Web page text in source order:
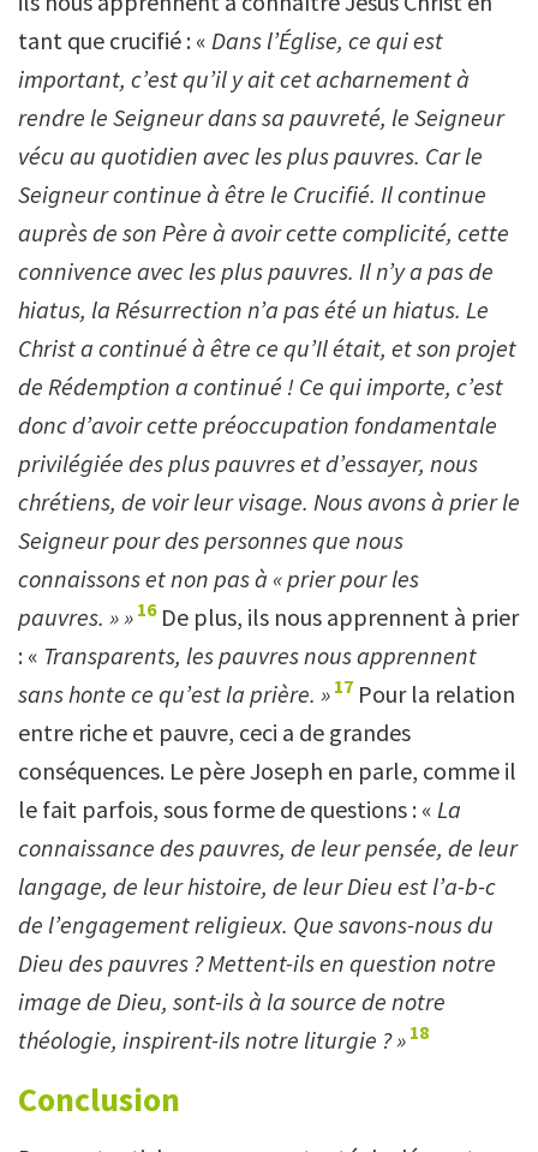
tant que crucifié : « Dans l’Église, ce qui est
important, c’est qu’il y ait cet acharnement à
rendre le Seigneur dans sa pauvreté, le Seigneur
vécu au quotidien avec les plus pauvres. Car le
Seigneur continue à être le Crucifié. Il continue
auprès de son Père à avoir cette complicité, cette
connivence avec les plus pauvres. Il n’y a pas de
hiatus, la Résurrection n’a pas été un hiatus. Le
Christ a continué à être ce qu’Il était, et son projet
de Rédemption a continué ! Ce qui importe, c’est
donc d’avoir cette préoccupation fondamentale
privilégiée des plus pauvres et d’essayer, nous
chrétiens, de voir leur visage. Nous avons à prier le
Seigneur pour des personnes que nous
connaissons et non pas à « prier pour les
pauvres. » » 16De plus, ils nous apprennent à prier
: « Transparents, les pauvres nous apprennent
sans honte ce qu’est la prière. » 17 Pour la relation
entre riche et pauvre, ceci a de grandes
conséquences. Le père Joseph en parle, comme il
le fait parfois, sous forme de questions : « La
connaissance des pauvres, de leur pensée, de leur
langage, de leur histoire, de leur Dieu est l’a-b-c
de l’engagement religieux. Que savons-nous du
Dieu des pauvres ? Mettent-ils en question notre
image de Dieu, sont-ils à la source de notre
théologie, inspirent-ils notre liturgie ? » 18
Conclusion